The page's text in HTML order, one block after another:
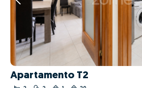
Apartamento T2